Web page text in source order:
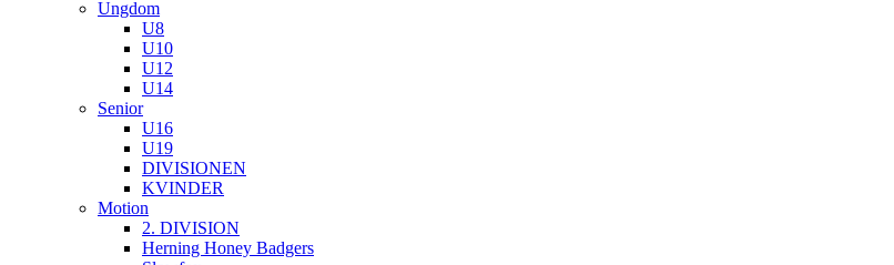
Ungdom
U8
U10
U12
U14
Senior
U16
U19
DIVISIONEN
KVINDER
Motion
2. DIVISION
Herning Honey Badgers